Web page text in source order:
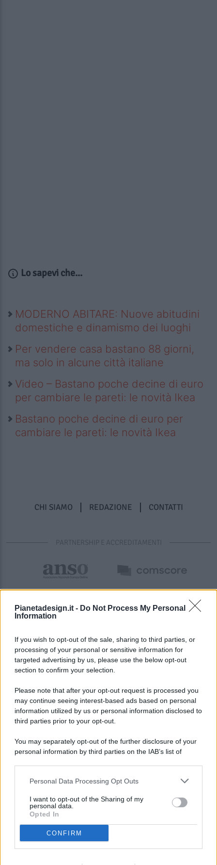
Pianetadesign.it - Do Not Process My Personal
Information
If you wish to opt-out of the sale, sharing to third parties, or
processing of your personal or sensitive information for
targeted advertising by us, please use the below opt-out
section to confirm your selection.
Please note that after your opt-out request is processed you
may continue seeing interest-based ads based on personal
information utilized by us or personal information disclosed to
third parties prior to your opt-out.
You may separately opt-out of the further disclosure of your
personal information by third parties on the IAB’s list of
This information may also be disclosed by us to third parties
disclose it to other third parties.
Personal Data Processing Opt Outs
I want to opt-out of the Sharing of my
personal data.
Opted In
CONFIRM
Lo sapevi che...
MODERNO ABITARE: Nuove abitudini
domestiche e dinamismo dei luoghi
Per vendere casa bastano 88 giorni,
ma solo in alcune città italiane
Video – Bastano poche decine di euro
per cambiare le pareti: le novità Ikea
Bastano poche decine di euro per
cambiare le pareti: le novità Ikea
CHI SIAMO REDAZIONE CONTATTI
PARTNERSHIP E ACCREDITAMENTI
© 2026 - Pianeta Design - P.IVA 04827280654 - Testata
Registrata Al Tribunale Di Nocera Inferiore N. 8/2020 - RG N.
ISCRIZIONE AL ROC N. 35792 – ISCRITTA ALL’ANSO
(ASSOCIAZIONE NAZIONALE STAMPA ONLINE)
PREFERENZE PRIVACY